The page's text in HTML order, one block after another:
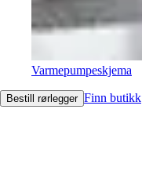
Varmepumpeskjema
Bestill rørlegger Finn butikk